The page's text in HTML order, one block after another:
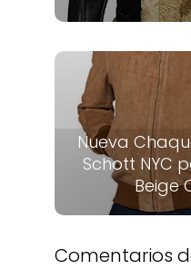
Nueva
Schott NYC
Beige
Comentarios